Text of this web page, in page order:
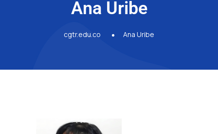
Ana Uribe
cgtr.edu.co Ana Uribe